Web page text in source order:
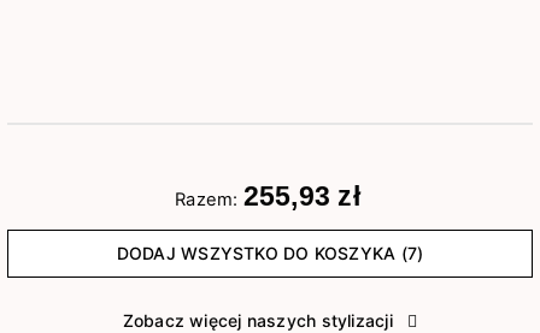
Razem: 255,93 zł
DODAJ WSZYSTKO DO KOSZYKA (7)
Zobacz więcej naszych stylizacji